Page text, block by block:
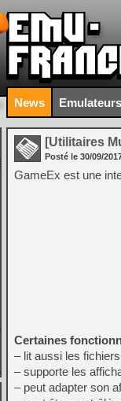
News Emulateurs
[Utilitaires
Posté le 30/09/
GameEx est une
Certaines
– lit aussi les
– supporte les
– peut adapter son